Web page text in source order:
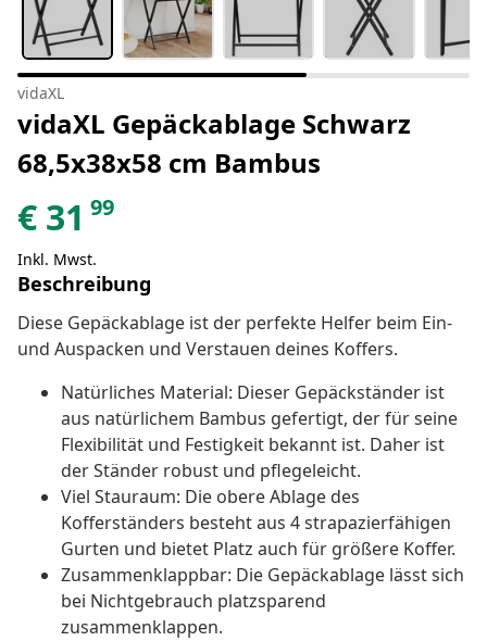
vidaXL
vidaXL Gepäckablage Schwarz
68,5x38x58 cm Bambus
€ 31 99
Inkl. Mwst.
Beschreibung
Diese Gepäckablage ist der perfekte Helfer beim Ein-
und Auspacken und Verstauen deines Koffers.
Natürliches Material: Dieser Gepäckständer ist
aus natürlichem Bambus gefertigt, der für seine
Flexibilität und Festigkeit bekannt ist. Daher ist
der Ständer robust und pflegeleicht.
Viel Stauraum: Die obere Ablage des
Kofferständers besteht aus 4 strapazierfähigen
Gurten und bietet Platz auch für größere Koffer.
Zusammenklappbar: Die Gepäckablage lässt sich
bei Nichtgebrauch platzsparend
zusammenklappen.